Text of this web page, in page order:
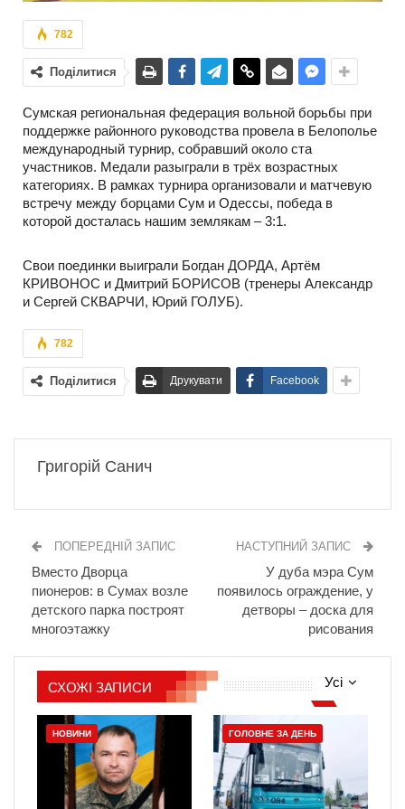
782
Поділитися
Сумская региональная федерация вольной борьбы при
поддержке районного руководства провела в Белополье
международный турнир, собравший около ста
участников. Медали разыграли в трёх возрастных
категориях. В рамках турнира организовали и матчевую
встречу между борцами Сум и Одессы, победа в
которой досталась нашим землякам – 3:1.
Свои поединки выиграли Богдан ДОРДА, Артём
КРИВОНОС и Дмитрий БОРИСОВ (тренеры Александр
и Сергей СКВАРЧИ, Юрий ГОЛУБ).
782
Поділитися Друкувати Facebook
Григорій Санич
ПОПЕРЕДНІЙ ЗАПИС
Вместо Дворца
пионеров: в Сумах возле
детского парка построят
многоэтажку
НАСТУПНИЙ ЗАПИС
У дуба мэра Сум
появилось ограждение, у
детворы – доска для
рисования
Усі
СХОЖІ ЗАПИСИ
НОВИНИ ГОЛОВНЕ ЗА ДЕНЬ